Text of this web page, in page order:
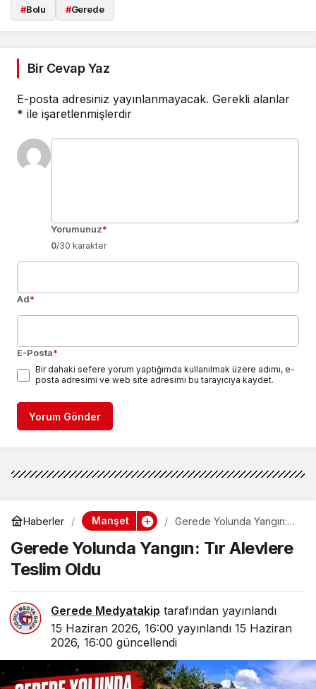
#Bolu #Gerede
Bir Cevap Yaz
E-posta adresiniz yayınlanmayacak. Gerekli alanlar
* ile işaretlenmişlerdir
Yorumunuz*
0/30 karakter
Ad*
E-Posta*
Bir dahaki sefere yorum yaptığımda kullanılmak üzere adımı, e-
posta adresimi ve web site adresimi bu tarayıcıya kaydet.
Yorum Gönder
Haberler Manşet
Gerede Yolunda Yangın:
Gerede Yolunda Yangın: Tır Alevlere
Teslim Oldu
Gerede Medyatakip tarafından yayınlandı
15 Haziran 2026, 16:00 yayınlandı 15 Haziran
2026, 16:00 güncellendi